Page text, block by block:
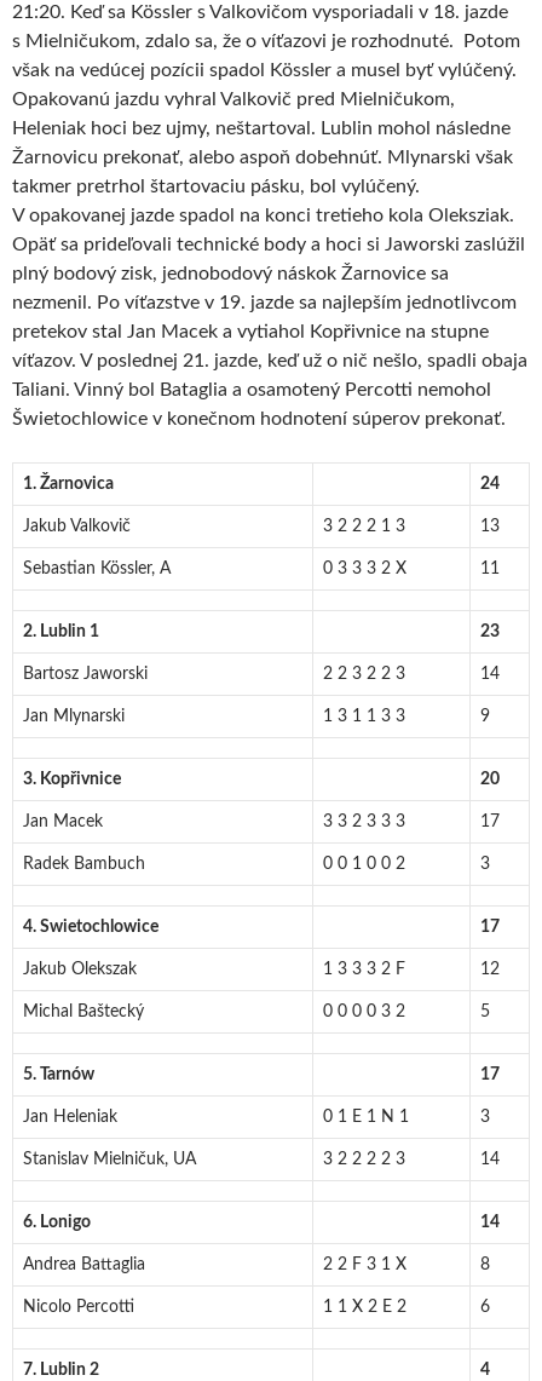
21:20. Keď sa Kössler s Valkovičom vysporiadali v 18. jazde
s Mielničukom, zdalo sa, že o víťazovi je rozhodnuté. Potom
však na vedúcej pozícii spadol Kössler a musel byť vylúčený.
Opakovanú jazdu vyhral Valkovič pred Mielničukom,
Heleniak hoci bez ujmy, neštartoval. Lublin mohol následne
Žarnovicu prekonať, alebo aspoň dobehnúť. Mlynarski však
takmer pretrhol štartovaciu pásku, bol vylúčený.
V opakovanej jazde spadol na konci tretieho kola Oleksziak.
Opäť sa prideľovali technické body a hoci si Jaworski zaslúžil
plný bodový zisk, jednobodový náskok Žarnovice sa
nezmenil. Po víťazstve v 19. jazde sa najlepším jednotlivcom
pretekov stal Jan Macek a vytiahol Kopřivnice na stupne
víťazov. V poslednej 21. jazde, keď už o nič nešlo, spadli obaja
Taliani. Vinný bol Bataglia a osamotený Percotti nemohol
Šwietochlowice v konečnom hodnotení súperov prekonať.
1. Žarnovica 24
Jakub Valkovič 3 2 2 2 1 3 13
Sebastian Kössler, A 0 3 3 3 2 X 11
2. Lublin 1 23
Bartosz Jaworski 2 2 3 2 2 3 14
Jan Mlynarski 1 3 1 1 3 3 9
3. Kopřivnice 20
Jan Macek 3 3 2 3 3 3 17
Radek Bambuch 0 0 1 0 0 2 3
4. Swietochlowice 17
Jakub Olekszak 1 3 3 3 2 F 12
Michal Baštecký 0 0 0 0 3 2 5
5. Tarnów 17
Jan Heleniak 0 1 E 1 N 1 3
Stanislav Mielničuk, UA 3 2 2 2 2 3 14
6. Lonigo 14
Andrea Battaglia 2 2 F 3 1 X 8
Nicolo Percotti 1 1 X 2 E 2 6
7. Lublin 2 4